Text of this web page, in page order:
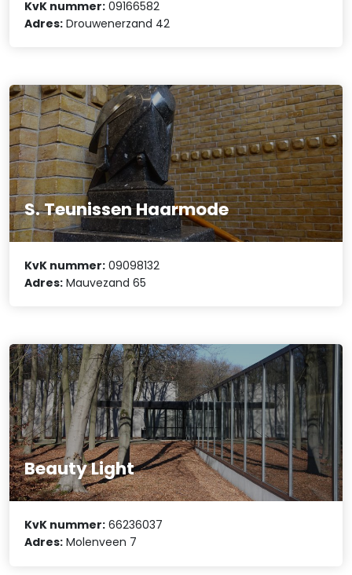
KvK nummer: 09166582
Adres: Drouwenerzand 42
S. Teunissen Haarmode
KvK nummer: 09098132
Adres: Mauvezand 65
Beauty Light
KvK nummer: 66236037
Adres: Molenveen 7